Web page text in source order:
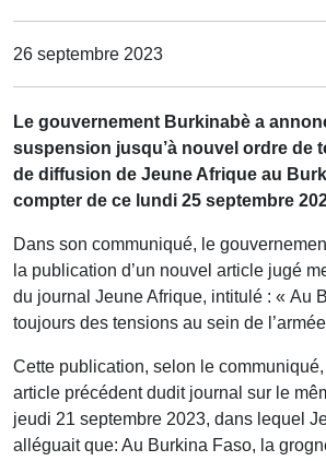
26 septembre 2023
Le gouvernement Burkinabè a
suspension jusqu’à nouvel ordre de
de diffusion de Jeune Afrique au
compter de ce lundi 25 septembre
Dans son communiqué, le
la publication d’un nouvel article jugé
du journal Jeune Afrique, intitulé : « Au
toujours des tensions au sein de
Cette publication, selon le
article précédent dudit journal sur le
jeudi 21 septembre 2023, dans lequel
alléguait que: Au Burkina Faso, la